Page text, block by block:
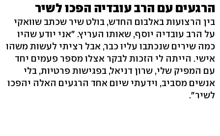
הרגעים עם הרב עובדיה הפכו לשיר
בין הרצועות באלבום החדש, בולט שיר שכתב שוואקי
על הרב עובדיה יוסף, שאותו העריץ. "אני יודע שהיו
כמה שירים שנכתבו עליו כבר, אבל רציתי לעשות משהו
אישי. הייתה לי הזכות לבקר אצלו מספר פעמים יחד
עם המפיק שלי, שרון דניאל, בפגישות פרטיות, בלי
אנשים מסביב, וידעתי שיום אחד הרגעים האלה יהפכו
לשיר".